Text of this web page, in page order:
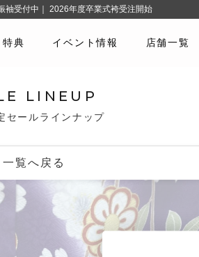
特典 イベント情報 店舗一覧
LINEUP
セールラインナップ
一覧へ戻る
袖受付中｜ 2026年度卒業式袴受注開始